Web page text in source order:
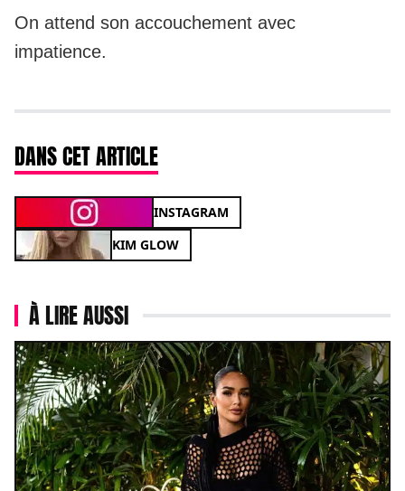
On attend son accouchement avec
impatience.
DANS CET ARTICLE
INSTAGRAM
KIM GLOW
À LIRE AUSSI